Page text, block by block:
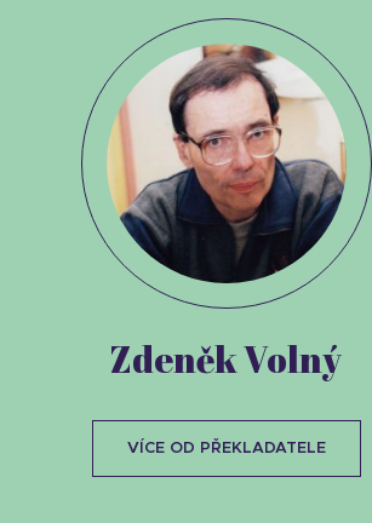
Zdeněk Volný
VÍCE OD PŘEKLADATELE